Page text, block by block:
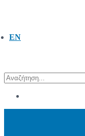
EN
for: